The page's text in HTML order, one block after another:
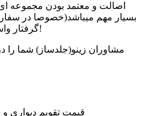
اصالت و معتمد بودن مجموعه
بسیار مهم میباشد(خصوصا در
گرفتار واسطه ها و دلالان سودجو نشوید!
مشاوران زینو(جلدساز) شما